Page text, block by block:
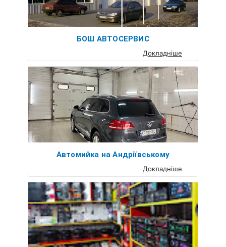
БОШ АВТОСЕРВИС
Докладніше
Автомийка на Андріївському
Докладніше